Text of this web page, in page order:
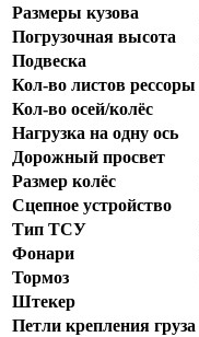
Размеры кузова
Погрузочная высота
Подвеска
Кол-во листов рессоры
Кол-во осей/колёс
Нагрузка на одну ось
Дорожный просвет
Размер колёс
Сцепное устройство
Тип ТСУ
Фонари
Тормоз
Штекер
Петли крепления груза